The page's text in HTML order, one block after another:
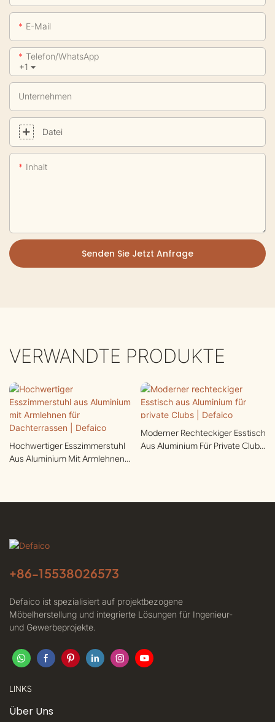
E-Mail
+1
Telefon/WhatsApp
Unternehmen
Datei
Inhalt
Senden Sie Jetzt Anfrage
VERWANDTE PRODUKTE
Hochwertiger Esszimmerstuhl
Aus Aluminium Mit Armlehnen
Moderner Rechteckiger Esstisch
Aus Aluminium Für Private Clubs
+86-15538026573
Defaico ist spezialisiert auf projektbezogene
Möbelherstellung und integrierte Lösungen für Ingenieur-
und Gewerbeprojekte.
LINKS
Über Uns